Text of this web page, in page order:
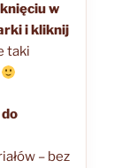
w
i kliknij
taki
– bez